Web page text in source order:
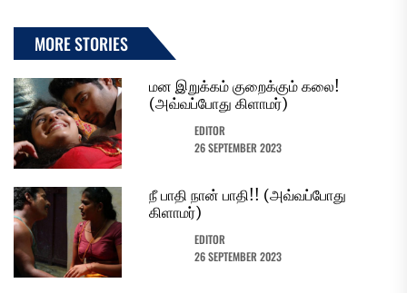
MORE STORIES
மன இறுக்கம் குறைக்கும் கலை!
(அவ்வப்போது கிளாமர்)
EDITOR
26 SEPTEMBER 2023
நீ பாதி நான் பாதி!! (அவ்வப்போது
கிளாமர்)
EDITOR
26 SEPTEMBER 2023